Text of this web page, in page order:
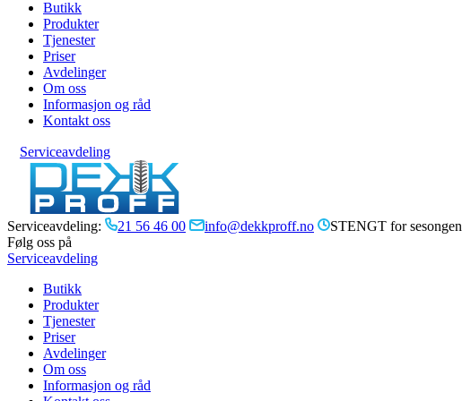
Butikk
Produkter
Tjenester
Priser
Avdelinger
Om oss
Informasjon og råd
Kontakt oss
Serviceavdeling
Serviceavdeling: 21 56 46 00 info@dekkproff.no
STENGT for sesongen
Følg oss på
Serviceavdeling
Butikk
Produkter
Tjenester
Priser
Avdelinger
Om oss
Informasjon og råd